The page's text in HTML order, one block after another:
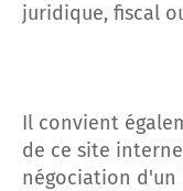
juridique, fiscal
Il convient
de ce site
négociation